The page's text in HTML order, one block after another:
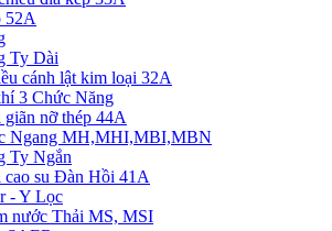
52A
Ty Dài
cánh lật kim loại 32A
3 Chức Năng
nỡ thép 44A
Ngang MH,MHI,MBI,MBN
Ty Ngắn
su Đàn Hồi 41A
- Y Lọc
nước Thải MS, MSI